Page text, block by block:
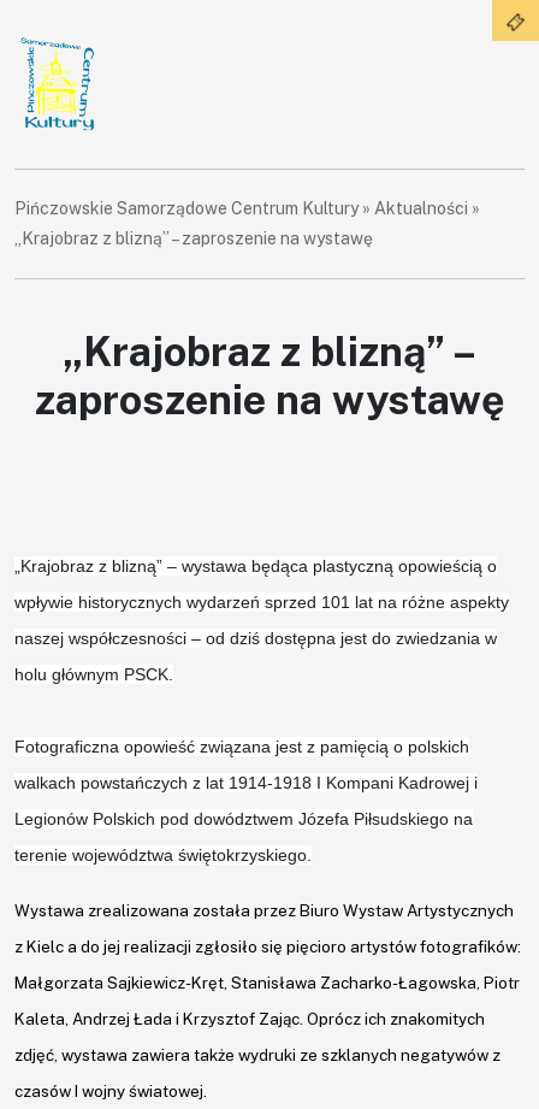
Aktualności
UTW
O
nas
Zajęcia
Pińczowskie Samorządowe Centrum Kultury» Aktualności »
„Krajobraz z blizną” – zaproszenie na wystawę
„Krajobraz z blizną” –
zaproszenie na wystawę
„Krajobraz z blizną” – wystawa będąca plastyczną opowieścią o
wpływie historycznych wydarzeń sprzed 101 lat na różne aspekty
naszej współczesności – od dziś dostępna jest do zwiedzania w
holu głównym PSCK.
Fotograficzna opowieść związana jest z pamięcią o polskich
walkach powstańczych z lat 1914-1918 I Kompani Kadrowej i
Legionów Polskich pod dowództwem Józefa Piłsudskiego na
terenie województwa świętokrzyskiego.
Wystawa zrealizowana została przez Biuro Wystaw Artystycznych
z Kielc a do jej realizacji zgłosiło się pięcioro artystów fotografików:
Małgorzata Sajkiewicz-Kręt, Stanisława Zacharko-Łagowska, Piotr
Kaleta, Andrzej Łada i Krzysztof Zając. Oprócz ich znakomitych
zdjęć, wystawa zawiera także wydruki ze szklanych negatywów z
czasów I wojny światowej.